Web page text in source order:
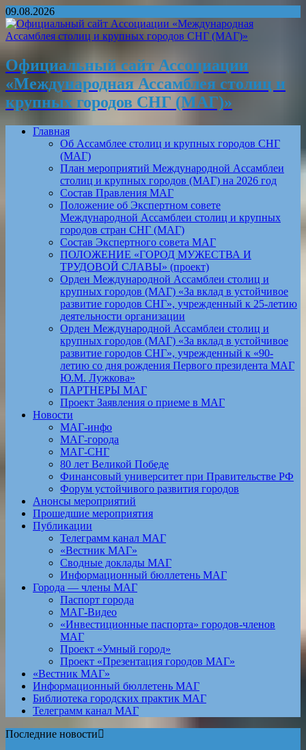
09.08.2026
Официальный сайт Ассоциации
«Международная Ассамблея столиц и
крупных городов СНГ (МАГ)»
Главная
Об Ассамблее столиц и крупных городов СНГ
(МАГ)
План мероприятий Международной Ассамблеи
столиц и крупных городов (МАГ) на 2026 год
Состав Правления МАГ
Положение об Экспертном совете
Международной Ассамблеи столиц и крупных
городов стран СНГ (МАГ)
Состав Экспертного совета МАГ
ПОЛОЖЕНИЕ «ГОРОД МУЖЕСТВА И
ТРУДОВОЙ СЛАВЫ» (проект)
Орден Международной Ассамблеи столиц и
крупных городов (МАГ) «За вклад в устойчивое
развитие городов СНГ», учрежденный к 25-летию
деятельности организации
Орден Международной Ассамблеи столиц и
крупных городов (МАГ) «За вклад в устойчивое
развитие городов СНГ», учрежденный к «90-
летию со дня рождения Первого президента МАГ
Ю.М. Лужкова»
ПАРТНЕРЫ МАГ
Проект Заявления о приеме в МАГ
Новости
МАГ-инфо
МАГ-города
МАГ-СНГ
80 лет Великой Победе
Финансовый университет при Правительстве РФ
Форум устойчивого развития городов
Анонсы мероприятий
Прошедшие мероприятия
Публикации
Телеграмм канал МАГ
«Вестник МАГ»
Сводные доклады МАГ
Информационный бюллетень МАГ
Города — члены МАГ
Паспорт города
МАГ-Видео
«Инвестиционные паспорта» городов-членов
МАГ
Проект «Умный город»
Проект «Презентация городов МАГ»
«Вестник МАГ»
Информационный бюллетень МАГ
Библиотека городских практик МАГ
Телеграмм канал МАГ
Последние новости